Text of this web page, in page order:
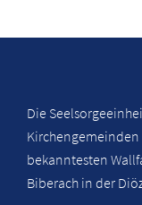
Die
Kirchengemeinden
bekanntesten
Biberach in der